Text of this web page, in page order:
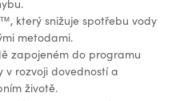
který snižuje spotřebu vody
metodami.
zapojeném do programu
v rozvoji dovedností a
životě.